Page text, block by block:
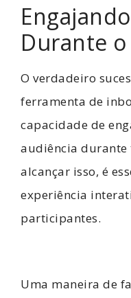
Durante
O verdadeiro
ferramenta de
capacidade de
audiência durante
alcançar isso, é
experiência
participantes.
Uma maneira de